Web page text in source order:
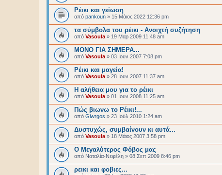
Ρέικι και γείωση
από pankoun » 15 Μάιος 2022 12:36 pm
τα σύμβολα του ρέικι - Ανοιχτή συζήτηση
από Vasoula » 19 Μαρ 2009 11:48 am
ΜΟΝΟ ΓΙΑ ΣΗΜΕΡΑ...
από Vasoula » 03 Ιουν 2007 7:08 pm
Ρέικι και μαγεία!
από Vasoula » 28 Ιουν 2007 11:37 am
Η αλήθεια μου για το ρέικι
από Vasoula » 01 Ιουν 2008 11:25 am
Πώς βιωνω το Ρέικι!...
από Giwrgos » 23 Ιούλ 2010 1:24 am
Δυστυχώς, συμβαίνουν κι αυτά...
από Vasoula » 18 Μάιος 2007 3:58 pm
Ο Μεγαλύτερος Φόβος μας
από Nαταλία-Νεφέλη » 08 Σεπ 2009 8:46 pm
ρεικι και φοβιες...